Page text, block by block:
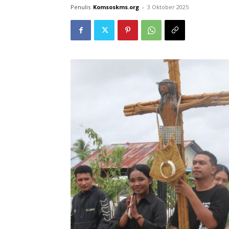
Penulis Komsoskms.org - 3 Oktober 2025